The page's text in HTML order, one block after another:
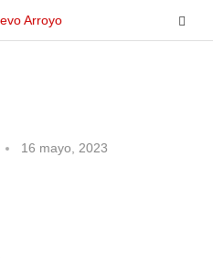
16 mayo, 2023